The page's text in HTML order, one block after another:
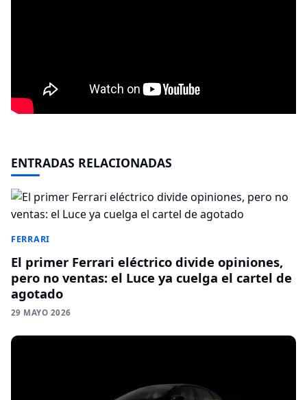
ENTRADAS RELACIONADAS
FERRARI
El primer Ferrari eléctrico divide opiniones,
pero no ventas: el Luce ya cuelga el cartel de
agotado
29 MAYO 2026